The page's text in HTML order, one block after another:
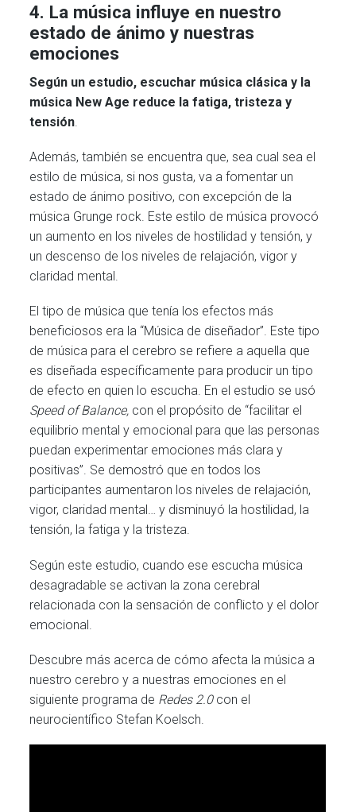
4. La música influye en nuestro
estado de ánimo y nuestras
emociones
Según un estudio, escuchar música clásica y la
música New Age reduce la fatiga, tristeza y
tensión.
Además, también se encuentra que, sea cual sea el
estilo de música, si nos gusta, va a fomentar un
estado de ánimo positivo, con excepción de la
música Grunge rock. Este estilo de música provocó
un aumento en los niveles de hostilidad y tensión, y
un descenso de los niveles de relajación, vigor y
claridad mental.
El tipo de música que tenía los efectos más
beneficiosos era la “Música de diseñador”. Este tipo
de música para el cerebro se refiere a aquella que
es diseñada específicamente para producir un tipo
de efecto en quien lo escucha. En el estudio se usó
Speed of Balance, con el propósito de “facilitar el
equilibrio mental y emocional para que las personas
puedan experimentar emociones más clara y
positivas”. Se demostró que en todos los
participantes aumentaron los niveles de relajación,
vigor, claridad mental… y disminuyó la hostilidad, la
tensión, la fatiga y la tristeza.
Según este estudio, cuando ese escucha música
desagradable se activan la zona cerebral
relacionada con la sensación de conflicto y el dolor
emocional.
Descubre más acerca de cómo afecta la música a
nuestro cerebro y a nuestras emociones en el
siguiente programa de Redes 2.0 con el
neurocientífico Stefan Koelsch.